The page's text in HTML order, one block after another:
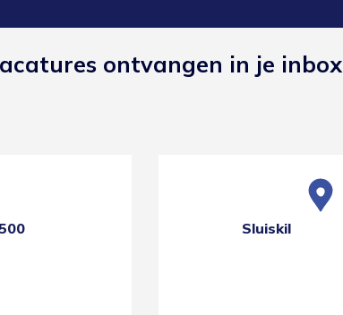
ontvangen in je inbox
Sluiskil